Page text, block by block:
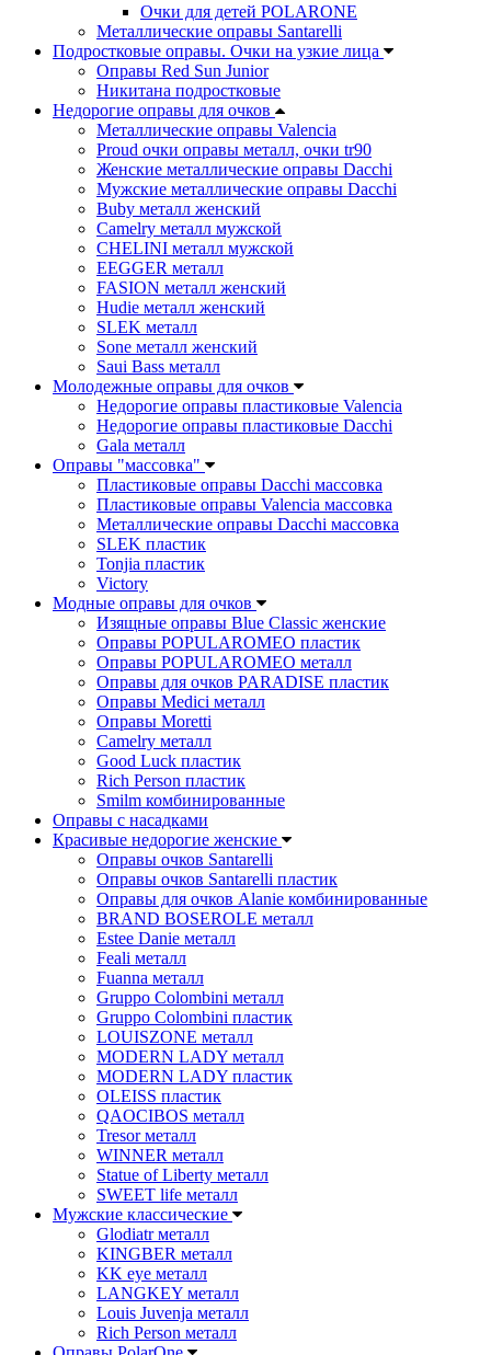
Очки для детей POLARONE
Металлические оправы Santarelli
Подростковые оправы. Очки на узкие лица
Оправы Red Sun Junior
Никитана подростковые
Недорогие оправы для очков
Металлические оправы Valencia
Proud очки оправы металл, очки tr90
Женские металлические оправы Dacchi
Мужские металлические оправы Dacchi
Buby металл женский
Camelry металл мужской
CHELINI металл мужской
EEGGER металл
FASION металл женский
Hudie металл женский
SLEK металл
Sone металл женский
Saui Bass металл
Молодежные оправы для очков
Недорогие оправы пластиковые Valencia
Недорогие оправы пластиковые Dacchi
Gala металл
Оправы "массовка"
Пластиковые оправы Dacchi массовка
Пластиковые оправы Valencia массовка
Металлические оправы Dacchi массовка
SLEK пластик
Tonjia пластик
Victory
Модные оправы для очков
Изящные оправы Blue Classic женские
Оправы POPULAROMEO пластик
Оправы POPULAROMEO металл
Оправы для очков PARADISE пластик
Оправы Medici металл
Оправы Moretti
Camelry металл
Good Luck пластик
Rich Person пластик
Smilm комбинированные
Оправы с насадками
Красивые недорогие женские
Оправы очков Santarelli
Оправы очков Santarelli пластик
Оправы для очков Alanie комбинированные
BRAND BOSEROLE металл
Estee Danie металл
Feali металл
Fuanna металл
Gruppo Colombini металл
Gruppo Colombini пластик
LOUISZONE металл
MODERN LADY металл
MODERN LADY пластик
OLEISS пластик
QAOCIBOS металл
Tresor металл
WINNER металл
Statue of Liberty металл
SWEET life металл
Мужские классические
Glodiatr металл
KINGBER металл
KK eye металл
LANGKEY металл
Louis Juvenja металл
Rich Person металл